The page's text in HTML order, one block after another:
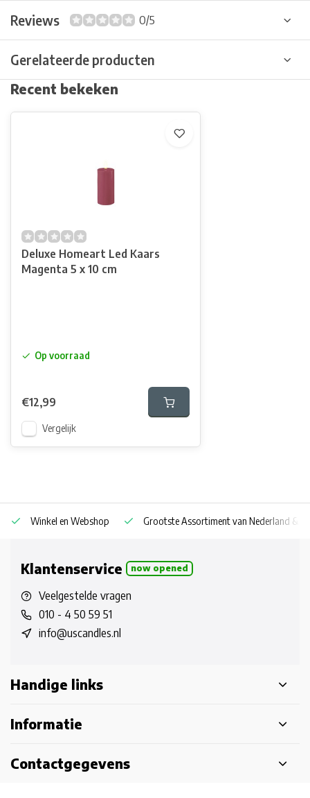
Reviews 0/5
Gerelateerde producten
Recent bekeken
Deluxe Homeart Led Kaars
Magenta 5 x 10 cm
Op voorraad
€12,99
Vergelijk
Winkel en Webshop Grootste Assortiment van Nederland &
Klantenservice now opened
Veelgestelde vragen
010 - 4 50 59 51
info@uscandles.nl
Handige links
Informatie
Contactgegevens